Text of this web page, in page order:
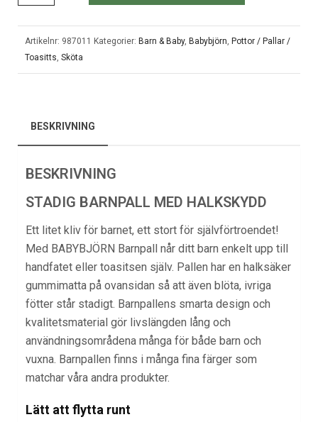
Artikelnr: 987011 Kategorier: Barn & Baby, Babybjörn Pottor / Pallar /
Toasitts Sköta
BESKRIVNING
BESKRIVNING
STADIG BARNPALL MED HALKSKYDD
Ett litet kliv för barnet, ett stort för självförtroendet!
Med BABYBJÖRN Barnpall når ditt barn enkelt upp till
handfatet eller toasitsen själv. Pallen har en halksäker
gummimatta på ovansidan så att även blöta, ivriga
fötter står stadigt. Barnpallens smarta design och
kvalitetsmaterial gör livslängden lång och
användningsområdena många för både barn och
vuxna. Barnpallen finns i många fina färger som
matchar våra andra produkter.
Lätt att flytta runt